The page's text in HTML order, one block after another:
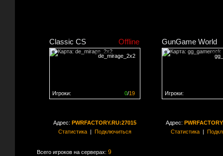
Classic CS Offline
de_mirage_2x2
0/19
Игроки:
GunGame World
Игроки:
Адрес: PWRFACTORY.RU:27015
Статистика| Подключиться
Адрес:
Статистика|
Всего игроков на серверах: 9